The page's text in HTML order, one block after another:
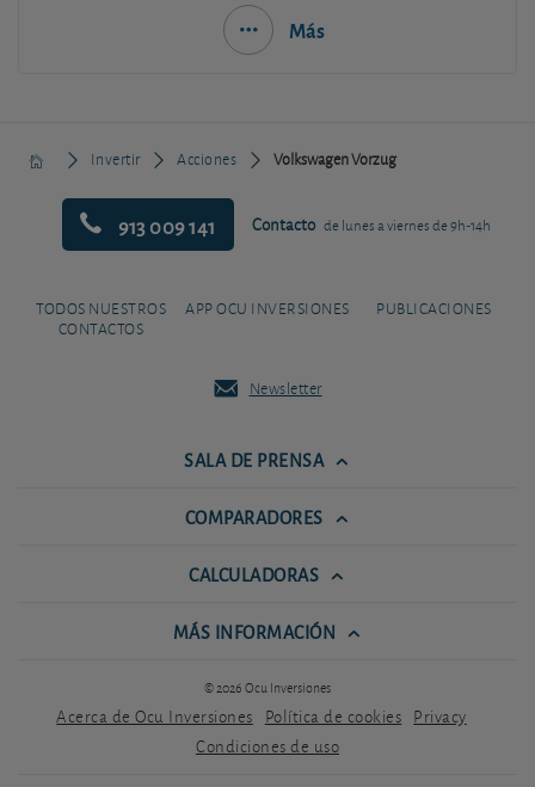
Más
Invertir Acciones Volkswagen Vorzug
913 009 141 Contacto de lunes a viernes de 9h-14h
TODOS NUESTROS
CONTACTOS
APP OCU INVERSIONES PUBLICACIONES
Newsletter
SALA DE PRENSA
COMPARADORES
CALCULADORAS
MÁS INFORMACIÓN
© 2026 Ocu Inversiones
Acerca de Ocu Inversiones Política de cookies Privacy
Condiciones de uso